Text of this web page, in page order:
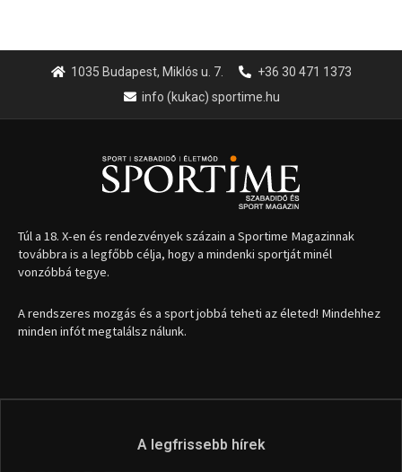
1035 Budapest, Miklós u. 7.
+36 30 471 1373
info (kukac) sportime.hu
Túl a 18. X-en és rendezvények százain a Sportime Magazinnak
továbbra is a legfőbb célja, hogy a mindenki sportját minél
vonzóbbá tegye.
A rendszeres mozgás és a sport jobbá teheti az életed! Mindehhez
minden infót megtalálsz nálunk.
A legfrissebb hírek